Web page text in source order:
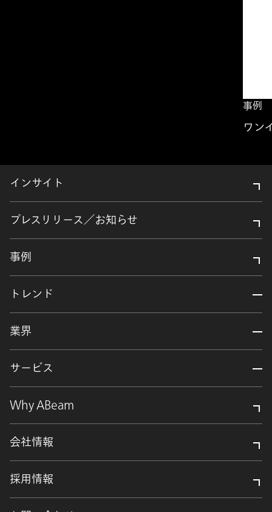
事例
ワン
インサイト
プレスリリース／お知らせ
事例
トレンド
業界
サービス
Why ABeam
会社情報
採用情報